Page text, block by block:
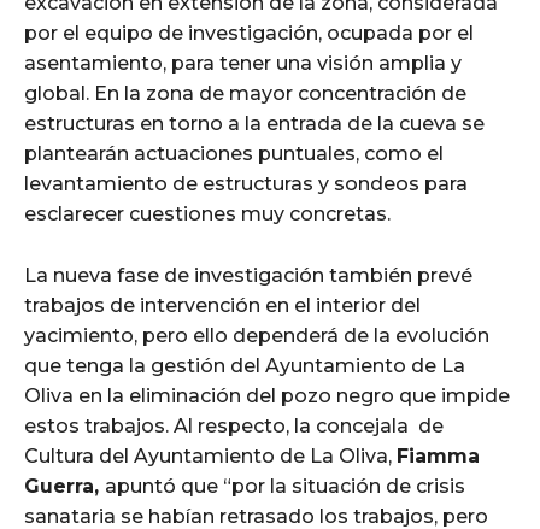
por el equipo de investigación, ocupada por el
asentamiento, para tener una visión amplia y
global. En la zona de mayor concentración de
estructuras en torno a la entrada de la cueva se
plantearán actuaciones puntuales, como el
levantamiento de estructuras y sondeos para
esclarecer cuestiones muy concretas.
La nueva fase de investigación también prevé
trabajos de intervención en el interior del
yacimiento, pero ello dependerá de la evolución
que tenga la gestión del Ayuntamiento de La
Oliva en la eliminación del pozo negro que impide
estos trabajos. Al respecto, la concejala de
Cultura del Ayuntamiento de La Oliva, Fiamma
Guerra, apuntó que “por la situación de crisis
sanataria se habían retrasado los trabajos, pero